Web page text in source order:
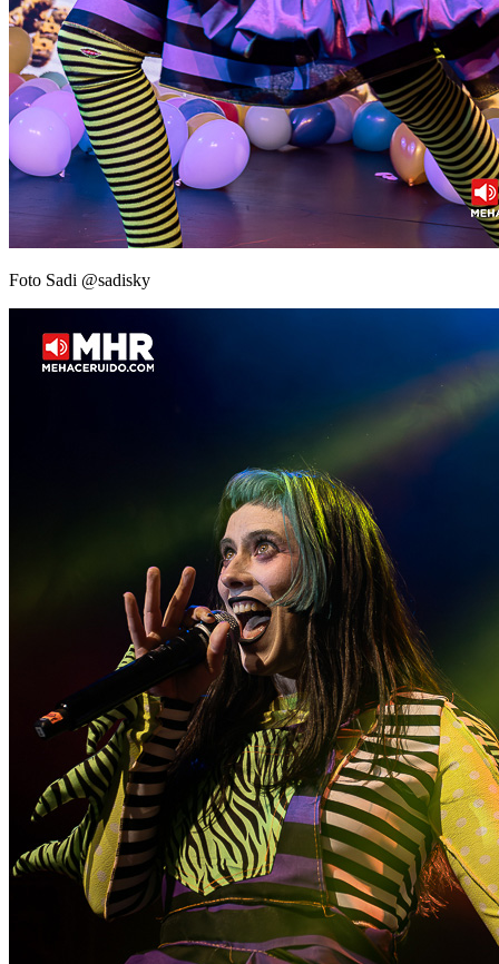
Foto Sadi @sadisky